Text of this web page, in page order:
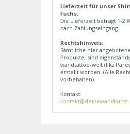
Lieferzeit für unser
Fuchs:
Die Lieferzeit beträgt 1-2
nach Zahlungseingang.
Rechtshinweis:
Sämtliche hier angebotene
Produkte, sind
wandtattoo-welt (Ilka
erstellt worden. (Alle
vorbehalten)
Kontakt: